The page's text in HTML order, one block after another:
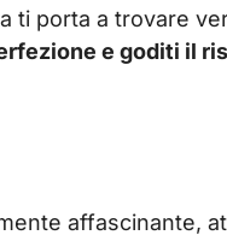
ti porta a trovare
e goditi il
affascinante,